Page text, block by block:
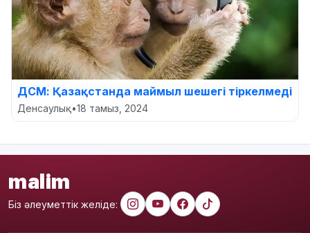
ДСМ: Қазақстанда маймыл шешегі тіркелмеді
Денсаулық•18 тамыз, 2024
malim
Біз әлеуметтік желіде: